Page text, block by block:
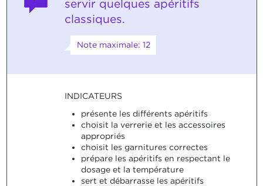
servir quelques apéritifs
classiques.
Note maximale: 12
INDICATEURS
présente les différents apéritifs
choisit la verrerie et les accessoires
appropriés
choisit les garnitures correctes
prépare les apéritifs en respectant le
dosage et la température
sert et débarrasse les apéritifs